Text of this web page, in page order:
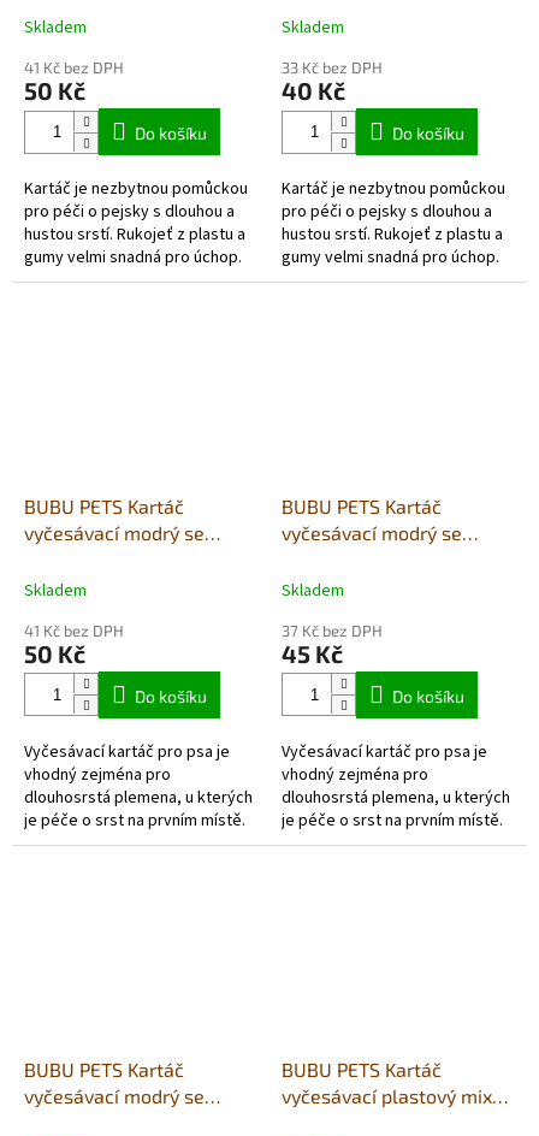
10,5x6,5x15,5cm
Skladem
41 Kč bez DPH
50 Kč
Do košíku
Kartáč je nezbytnou pomůckou
pro péči o pejsky s dlouhou a
hustou srstí. Rukojeť z plastu a
gumy velmi snadná pro úchop.
Štětinky vyrobeny z kovu.
8x5,5x14,5cm
Skladem
33 Kč bez DPH
40 Kč
Do košíku
Kartáč je nezbytnou pomůckou
pro péči o pejsky s dlouhou a
hustou srstí. Rukojeť z plastu a
gumy velmi snadná pro úchop.
Štětinky vyrobeny z kovu.
BUBU PETS Kartáč
vyčesávací modrý se
12x6x17cm
Skladem
41 Kč bez DPH
50 Kč
Do košíku
Vyčesávací kartáč pro psa je
vhodný zejména pro
dlouhosrstá plemena, u kterých
je péče o srst na prvním místě.
Kartáč disponuje
BUBU PETS Kartáč
vyčesávací modrý se
9x4,5x16cm
Skladem
37 Kč bez DPH
45 Kč
Do košíku
Vyčesávací kartáč pro psa je
vhodný zejména pro
dlouhosrstá plemena, u kterých
je péče o srst na prvním místě.
Kartáč disponuje
BUBU PETS Kartáč
vyčesávací modrý se
BUBU PETS Kartáč
vyčesávací plastový mix